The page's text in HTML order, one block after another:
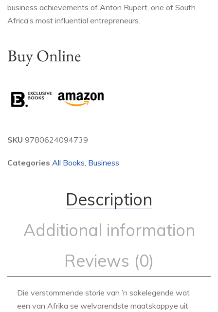
business achievements of Anton Rupert, one of South
Africa’s most influential entrepreneurs.
Buy Online
SKU 9780624094739
Categories All Books, Business
Description
Additional information
Reviews (0)
Die verstommende storie van ’n sakelegende wat
een van Afrika se welvarendste maatskappye uit